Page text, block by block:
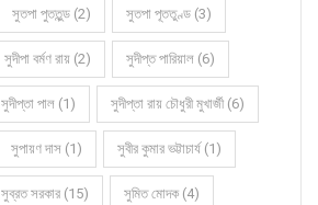
সুতপা পুততুন্ড (2) সুতপা পূততুণ্ড (3)
সুদীপা বর্মণ রায় (2) সুদীপ্ত পারিয়াল (6)
সুদীপ্তা পাল (1) সুদীপ্তা রায় চৌধুরী মুখার্জী (6)
সুপায়ণ দাস (1) সুবীর কুমার ভট্টাচার্য (1)
সুব্রত সরকার (15) সুমিত মোদক (4)